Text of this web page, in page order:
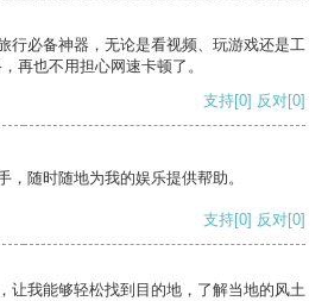
行必备神器，无论是看视频、玩游戏还是工
再也不用担心网速卡顿了。
支持[0] 反对[0]
，随时随地为我的娱乐提供帮助。
支持[0] 反对[0]
让我能够轻松找到目的地，了解当地的风土